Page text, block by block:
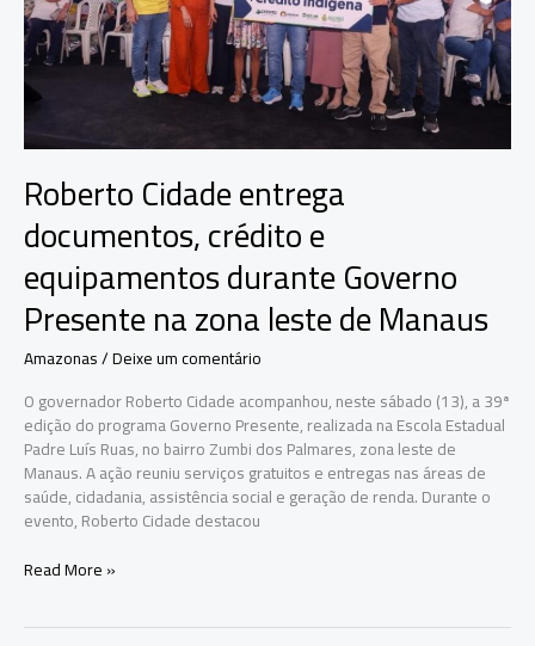
Roberto Cidade entrega
documentos, crédito e
equipamentos durante Governo
Presente na zona leste de Manaus
Amazonas/Deixe um comentário
O governador Roberto Cidade acompanhou, neste sábado (13), a 39ª
edição do programa Governo Presente, realizada na Escola Estadual
Padre Luís Ruas, no bairro Zumbi dos Palmares, zona leste de
Manaus. A ação reuniu serviços gratuitos e entregas nas áreas de
saúde, cidadania, assistência social e geração de renda. Durante o
evento, Roberto Cidade destacou
Roberto
Read More »